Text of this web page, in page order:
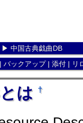
中国古典戯曲DB
バックアップ| 添付| リ
は †